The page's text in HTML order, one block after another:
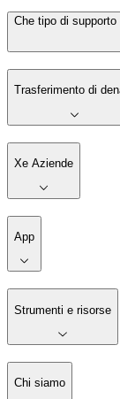
Che tipo di
Trasferimento di
Xe Aziende
App
Strumenti e risorse
Chi siamo